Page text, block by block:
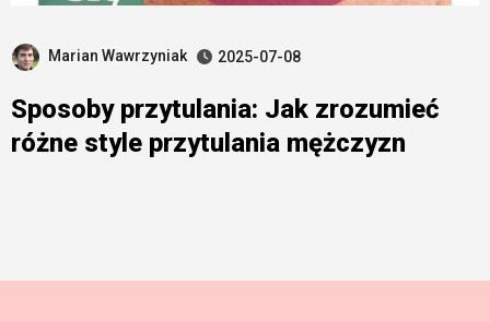
Marian Wawrzyniak 2025-07-08
Sposoby przytulania: Jak zrozumieć
różne style przytulania mężczyzn